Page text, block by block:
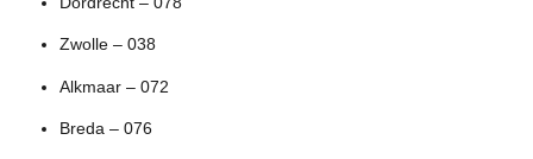
Zwolle – 038
Alkmaar – 072
Breda – 076